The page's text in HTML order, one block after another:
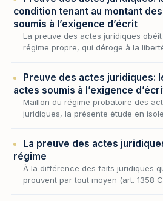
jurispruden…
condition tenant au montant
soumis à l’exigence d’écrit
La preuve des actes juridiques
régime propre, qui déroge à la
condition de l'admissi…
Preuve des actes juridiques:
actes soumis à l’exigence
Maillon du régime probatoire des
juridiques, la présente étude en
preuve pa…
La preuve des actes
régime
À la différence des faits juridiques
prouvent par tout moyen (art. 1358